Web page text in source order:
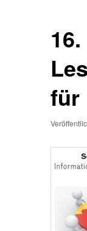
für